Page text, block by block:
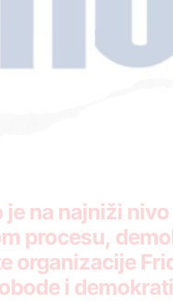
je na najniži
procesu,
organizacije
i